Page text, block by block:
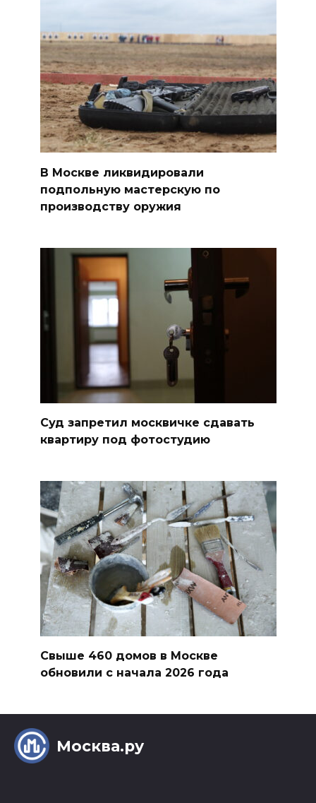
В Москве ликвидировали
подпольную мастерскую по
производству оружия
Суд запретил москвичке сдавать
квартиру под фотостудию
Свыше 460 домов в Москве
обновили с начала 2026 года
Москва.ру